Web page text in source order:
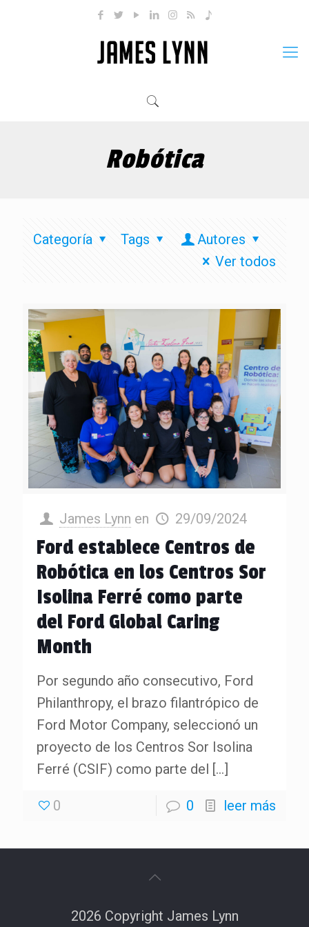
Robótica
Categoría Tags
Autores
Ver todos
James Lynn en 29/09/2024
Ford establece Centros de
Robótica en los Centros Sor
Isolina Ferré como parte
del Ford Global Caring
Month
Por segundo año consecutivo, Ford
Philanthropy, el brazo filantrópico de
Ford Motor Company, seleccionó un
proyecto de los Centros Sor Isolina
Ferré (CSIF) como parte del […]
0 0 leer más
2026 Copyright James Lynn